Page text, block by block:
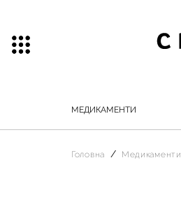
МЕДИКАМЕНТИ
Головна Медикаменти